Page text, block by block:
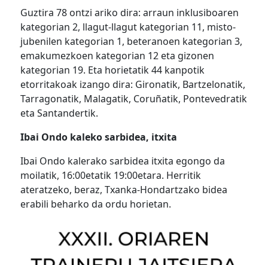
Guztira 78 ontzi ariko dira: arraun inklusiboaren
kategorian 2, llagut-llagut kategorian 11, misto-
jubenilen kategorian 1, beteranoen kategorian 3,
emakumezkoen kategorian 12 eta gizonen
kategorian 19. Eta horietatik 44 kanpotik
etorritakoak izango dira: Gironatik, Bartzelonatik,
Tarragonatik, Malagatik, Coruñatik, Pontevedratik
eta Santandertik.
Ibai Ondo kaleko sarbidea, itxita
Ibai Ondo kalerako sarbidea itxita egongo da
moilatik, 16:00etatik 19:00etara. Herritik
ateratzeko, beraz, Txanka-Hondartzako bidea
erabili beharko da ordu horietan.